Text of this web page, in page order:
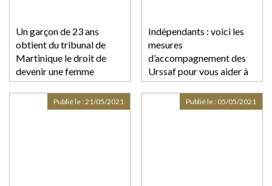
Un garçon de 23 ans
obtient du tribunal de
Martinique le droit de
devenir une femme
Indépendants : voici les
mesures
d’accompagnement des
Urssaf pour vous aider à
régler vos cotisations
Publié le :21/05/2021 Publié le : 05/05/2021